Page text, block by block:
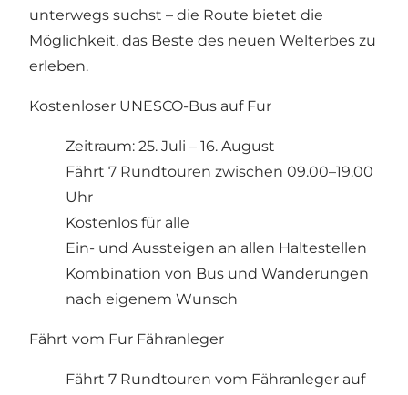
unterwegs suchst – die Route bietet die
Möglichkeit, das Beste des neuen Welterbes zu
erleben.
Kostenloser UNESCO-Bus auf Fur
Zeitraum: 25. Juli – 16. August
Fährt 7 Rundtouren zwischen 09.00–19.00
Uhr
Kostenlos für alle
Ein- und Aussteigen an allen Haltestellen
Kombination von Bus und Wanderungen
nach eigenem Wunsch
Fährt vom Fur Fähranleger
Fährt 7 Rundtouren vom Fähranleger auf